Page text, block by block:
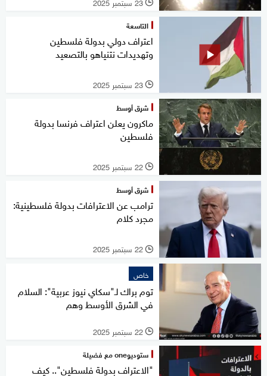
l
التاسعة
اعتراف دولي بدولة فلسطين
وتهديدات نتنياهو بالتصعيد
l 23 سبتمبر 2025
شرق أوسط
ماكرون يعلن اعتراف فرنسا بدولة
فلسطين
l 22 سبتمبر 2025
شرق أوسط
ترامب عن الاعترافات بدولة فلسطينية:
مجرد كلام
l 22 سبتمبر 2025
خاص
توم براك لـ"سكاي نيوز عربية": السلام
في الشرق الأوسط وهم
l 22 سبتمبر 2025
ستوديوone مع فضيلة
"الاعتراف بدولة فلسطين".. كيف